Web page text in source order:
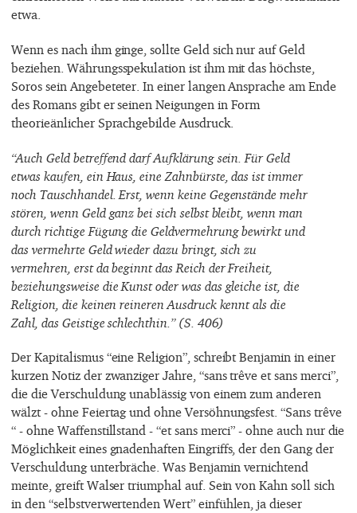
etwa.
Wenn es nach ihm ginge, sollte Geld sich nur auf Geld
beziehen. Währungsspekulation ist ihm mit das höchste,
Soros sein Angebeteter. In einer langen Ansprache am Ende
des Romans gibt er seinen Neigungen in Form
theorieänlicher Sprachgebilde Ausdruck.
“Auch Geld betreffend darf Aufklärung sein. Für Geld
etwas kaufen, ein Haus, eine Zahnbürste, das ist immer
noch Tauschhandel. Erst, wenn keine Gegenstände mehr
stören, wenn Geld ganz bei sich selbst bleibt, wenn man
durch richtige Fügung die Geldvermehrung bewirkt und
das vermehrte Geld wieder dazu bringt, sich zu
vermehren, erst da beginnt das Reich der Freiheit,
beziehungsweise die Kunst oder was das gleiche ist, die
Religion, die keinen reineren Ausdruck kennt als die
Zahl, das Geistige schlechthin.” (S. 406)
Der Kapitalismus “eine Religion”, schreibt Benjamin in einer
kurzen Notiz der zwanziger Jahre, “sans trêve et sans merci”,
die die Verschuldung unablässig von einem zum anderen
wälzt - ohne Feiertag und ohne Versöhnungsfest. “Sans trêve
“ - ohne Waffenstillstand - “et sans merci” - ohne auch nur die
Möglichkeit eines gnadenhaften Eingriffs, der den Gang der
Verschuldung unterbräche. Was Benjamin vernichtend
meinte, greift Walser triumphal auf. Sein von Kahn soll sich
in den “selbstverwertenden Wert” einfühlen, ja dieser